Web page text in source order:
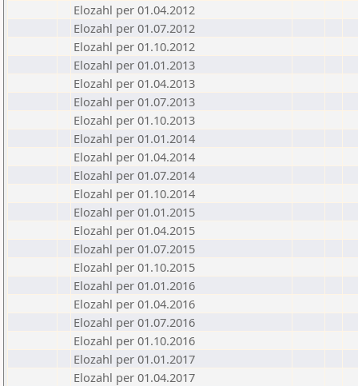
Elozahl per 01.04.2012
Elozahl per 01.07.2012
Elozahl per 01.10.2012
Elozahl per 01.01.2013
Elozahl per 01.04.2013
Elozahl per 01.07.2013
Elozahl per 01.10.2013
Elozahl per 01.01.2014
Elozahl per 01.04.2014
Elozahl per 01.07.2014
Elozahl per 01.10.2014
Elozahl per 01.01.2015
Elozahl per 01.04.2015
Elozahl per 01.07.2015
Elozahl per 01.10.2015
Elozahl per 01.01.2016
Elozahl per 01.04.2016
Elozahl per 01.07.2016
Elozahl per 01.10.2016
Elozahl per 01.01.2017
Elozahl per 01.04.2017